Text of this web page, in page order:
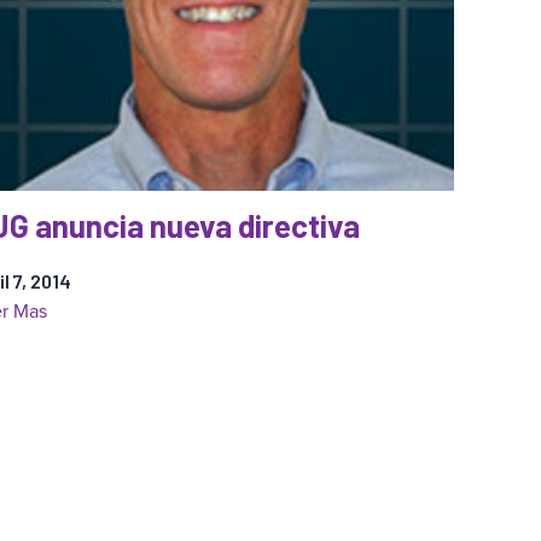
anuncia nueva directiva
7, 2014
Mas: